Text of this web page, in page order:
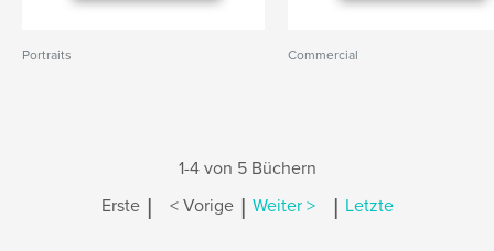
Portraits Commercial
1-4 von 5 Büchern
Erste | < Vorige | Weiter > | Letzte